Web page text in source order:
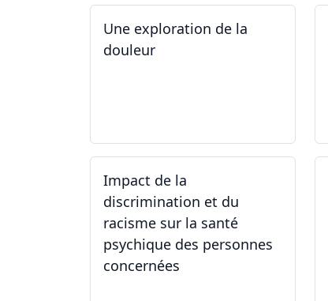
Une exploration de la
douleur
Impact de la
discrimination et du
racisme sur la santé
psychique des personnes
concernées